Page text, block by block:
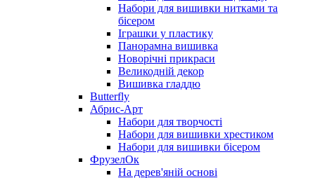
Набори для вишивки нитками та
бісером
Іграшки у пластику
Панорамна вишивка
Новорічні прикраси
Великодній декор
Вишивка гладдю
Butterfly
Абрис-Арт
Набори для творчості
Набори для вишивки хрестиком
Набори для вишивки бісером
ФрузелОк
На дерев'яній основі